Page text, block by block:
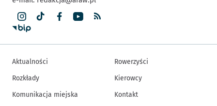
Aktualności
Rozkłady
Komunikacja miejska
Rowerzyści
Kierowcy
Kontakt